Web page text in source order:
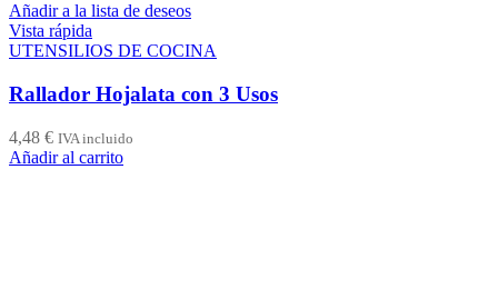
Añadir a la lista de deseos
Vista rápida
UTENSILIOS DE COCINA
Rallador Hojalata con 3 Usos
4,48 € IVA incluido
Añadir al carrito